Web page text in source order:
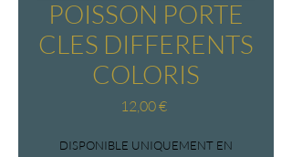
POISSON PORTE
CLES DIFFERENTS
COLORIS
12,00 €Prix
DISPONIBLE UNIQUEMENT EN